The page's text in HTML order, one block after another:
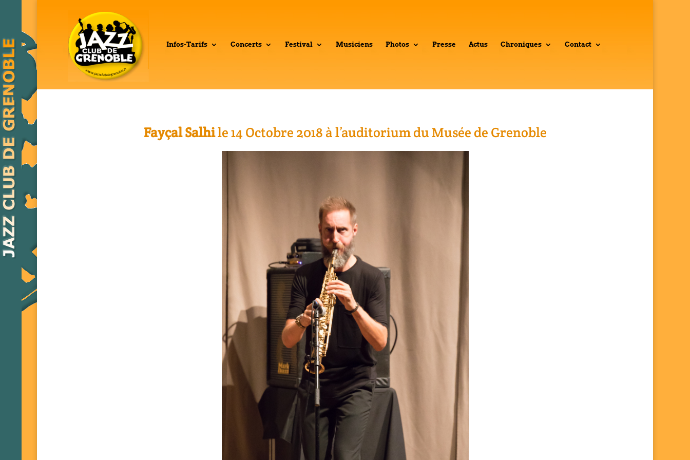
Infos-Tarifs Concerts Festival Musiciens Photos Presse Actus Chroniques Contact
Fayçal Salhile 14 Octobre 2018 à l’auditorium du Musée de Grenoble